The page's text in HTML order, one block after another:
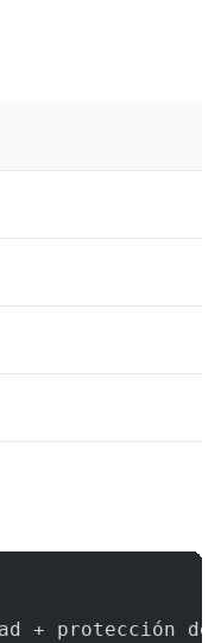
+ protección